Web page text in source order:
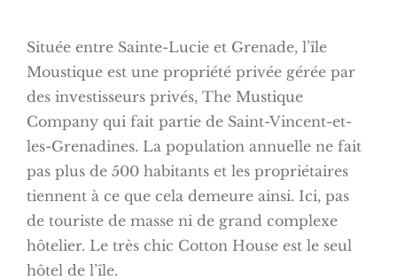
Située entre Sainte-Lucie et Grenade, l’île
Moustique est une propriété privée gérée par
des investisseurs privés, The Mustique
Company qui fait partie de Saint-Vincent-et-
les-Grenadines. La population annuelle ne fait
pas plus de 500 habitants et les propriétaires
tiennent à ce que cela demeure ainsi. Ici, pas
de touriste de masse ni de grand complexe
hôtelier. Le très chic Cotton House est le seul
hôtel de l’île.